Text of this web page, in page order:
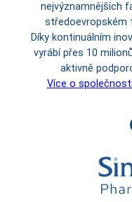
nejvýznamnějších
středoevropském
Díky kontinuálním
vyrábí přes 10
aktivně
Více o